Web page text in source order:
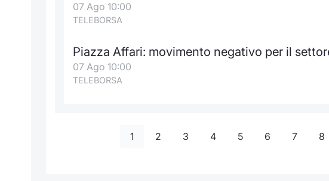
07 Ago 10:00
TELEBORSA
Piazza Affari: movimento negativo per il
07 Ago 10:00
TELEBORSA
1 2 3 4 5 6 7 8